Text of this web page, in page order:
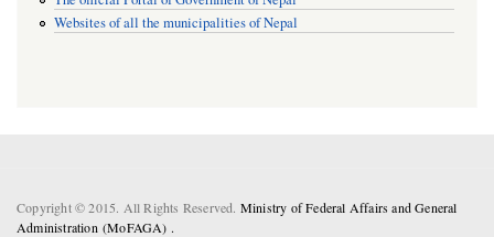
Websites of all the municipalities of Nepal
Copyright © 2015. All Rights Reserved. Ministry of Federal Affairs and General
Administration (MoFAGA) .